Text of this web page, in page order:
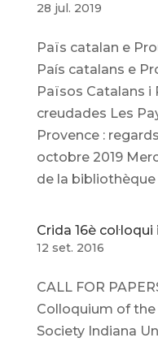
28 jul. 2019
Païs catalan e
País catalans e
Països Catalans i
creudades Les
Provence :
octobre 2019
de la bibliothèque
Crida 16è
12 set. 2016
CALL FOR
Colloquium of
Society Indiana